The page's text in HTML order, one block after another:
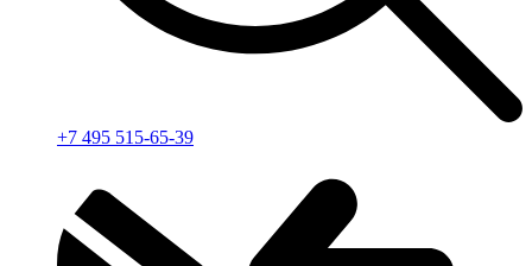
+7 495 515-65-39